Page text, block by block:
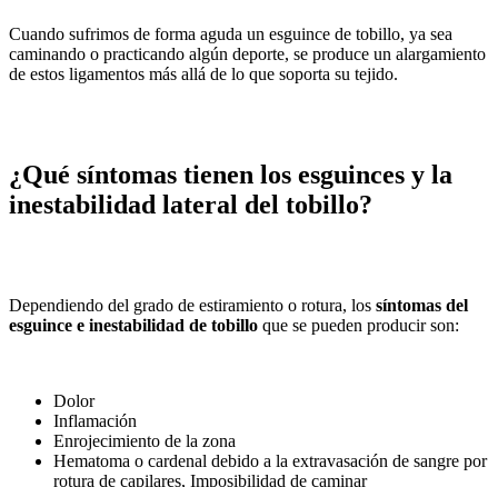
Cuando sufrimos de forma aguda un esguince de tobillo, ya sea
caminando o practicando algún deporte, se produce un alargamiento
de estos ligamentos más allá de lo que soporta su tejido.
¿Qué síntomas tienen los esguinces y la
inestabilidad lateral del tobillo?
Dependiendo del grado de estiramiento o rotura, los síntomas del
esguince e inestabilidad de tobillo que se pueden producir son:
Dolor
Inflamación
Enrojecimiento de la zona
Hematoma o cardenal debido a la extravasación de sangre por
rotura de capilares, Imposibilidad de caminar